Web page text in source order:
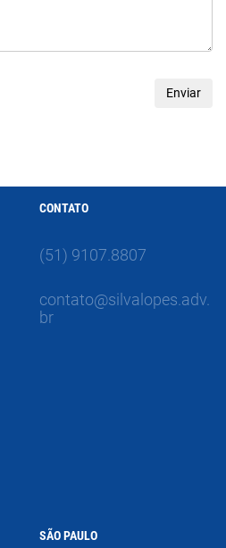
CONTATO
(51) 9107.8807
contato@silvalopes.adv.
br
SÃO PAULO